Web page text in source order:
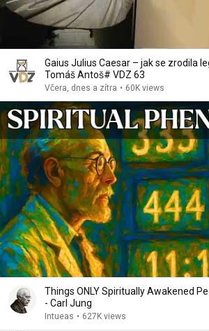
Gaius Julius Caesar – jak se zrodila
Tomáš Antoš# VDZ 63
Včera, dnes a zítra • 60K views
Things ONLY Spiritually Awakened
- Carl Jung
Intueas • 627K views